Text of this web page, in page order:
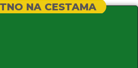
NA CESTAMA